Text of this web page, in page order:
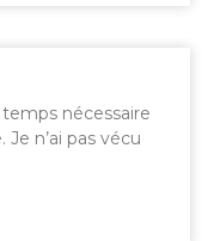
nécessaire
n’ai pas vécu